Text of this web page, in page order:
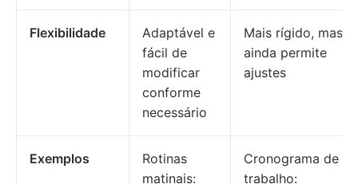
Flexibilidade
Adaptável e
fácil de
modificar
conforme
necessário
Mais rígido, mas
ainda permite
ajustes
Exemplos
Rotinas
matinais:
Cronograma de
trabalho: